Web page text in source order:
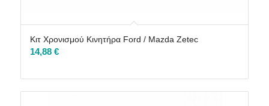
Κιτ Χρονισμού Κινητήρα Ford / Mazda Zetec
14,88 €